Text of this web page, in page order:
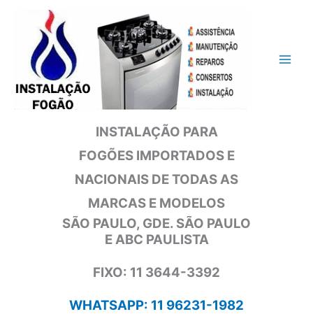
conteúdo
INSTALAÇÃO PARA
FOGÕES IMPORTADOS E
NACIONAIS DE TODAS AS
MARCAS E MODELOS
SÃO PAULO, GDE. SÃO PAULO
E ABC PAULISTA
FIXO: 11 3644-3392
WHATSAPP: 11 96231-1982